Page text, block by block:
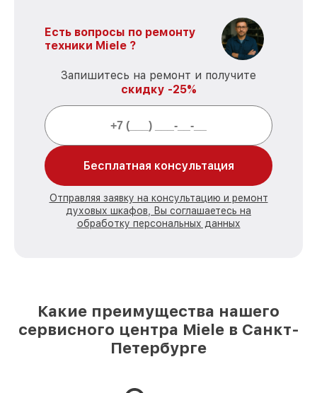
Есть вопросы по ремонту
техники Miele ?
Запишитесь на ремонт и получите
скидку -25%
Бесплатная консультация
Отправляя заявку на консультацию и ремонт
духовых шкафов, Вы соглашаетесь на
обработку персональных данных
Какие преимущества нашего
сервисного центра Miele в Санкт-
Петербурге